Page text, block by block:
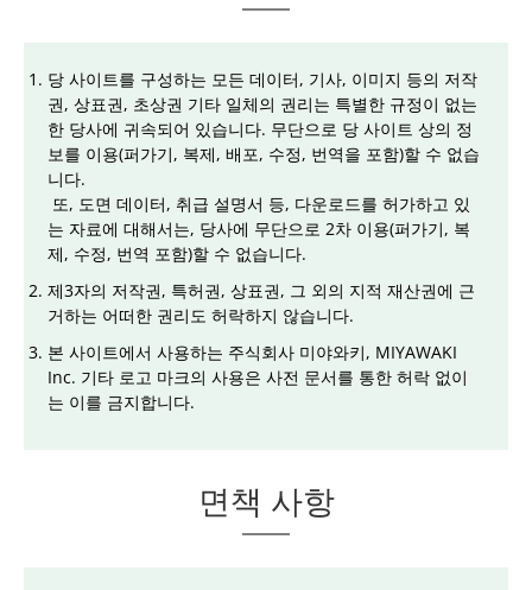
당 사이트를 구성하는 모든 데이터, 기사, 이미지 등의 저작
권, 상표권, 초상권 기타 일체의 권리는 특별한 규정이 없는
한 당사에 귀속되어 있습니다. 무단으로 당 사이트 상의 정
보를 이용(퍼가기, 복제, 배포, 수정, 번역을 포함)할 수 없습
니다.
또, 도면 데이터, 취급 설명서 등, 다운로드를 허가하고 있
는 자료에 대해서는, 당사에 무단으로 2차 이용(퍼가기, 복
제, 수정, 번역 포함)할 수 없습니다.
제3자의 저작권, 특허권, 상표권, 그 외의 지적 재산권에 근
거하는 어떠한 권리도 허락하지 않습니다.
본 사이트에서 사용하는 주식회사 미야와키, MIYAWAKI
Inc. 기타 로고 마크의 사용은 사전 문서를 통한 허락 없이
는 이를 금지합니다.
면책 사항